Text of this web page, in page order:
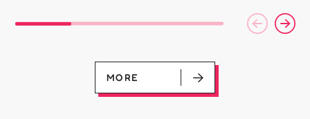
LATEST!
をカ
方や
かけ
ーポ
ース
MORE